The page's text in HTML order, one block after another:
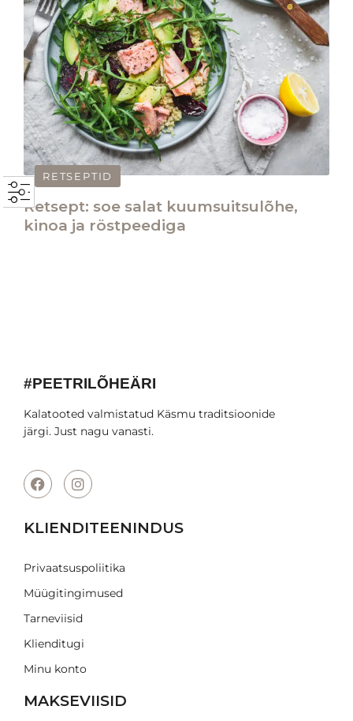
RETSEPTID
Retsept: soe salat kuumsuitsulõhe,
kinoa ja röstpeediga
#PEETRILÕHEÄRI
Kalatooted valmistatud Käsmu traditsioonide
järgi. Just nagu vanasti.
KLIENDITEENINDUS
Privaatsuspoliitika
Müügitingimused
Tarneviisid
Klienditugi
Minu konto
MAKSEVIISID